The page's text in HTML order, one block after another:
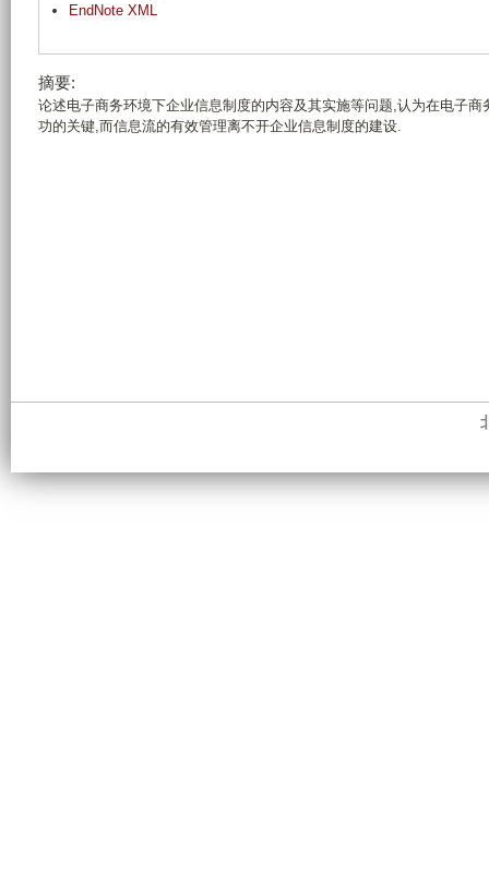
EndNote XML
摘要:
论述电子商务环境下企业信息制度的内容及其实施等问题,认为在电子
功的关键,而信息流的有效管理离不开企业信息制度的建设.